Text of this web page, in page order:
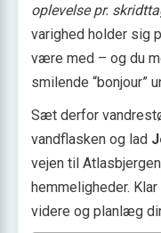
oplevelse pr.
varighed holder sig
være med – og du
smilende “bonjour”
Sæt derfor
vandflasken og lad
vejen til
hemmeligheder.
videre og planlæg